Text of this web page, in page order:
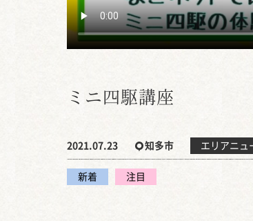
ミニ四駆講座
2021.07.23 知多市 エリアニュ
新着 注目